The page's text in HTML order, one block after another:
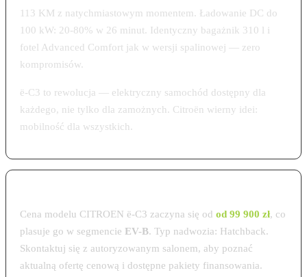
113 KM z natychmiastowym momentem. Ładowanie DC do
100 kW: 20-80% w 26 minut. Identyczny bagażnik 310 l i
fotel Advanced Comfort jak w wersji spalinowej — zero
kompromisów.
ë-C3 to rewolucja — elektryczny samochód dostępny dla
każdego, nie tylko dla zamożnych. Citroën wierny idei:
mobilność dla wszystkich.
Cena modelu CITROEN ë-C3 zaczyna się od od 99 900 zł, co
plasuje go w segmencie EV-B. Typ nadwozia: Hatchback.
Skontaktuj się z autoryzowanym salonem, aby poznać
aktualną ofertę cenową i dostępne pakiety finansowania.